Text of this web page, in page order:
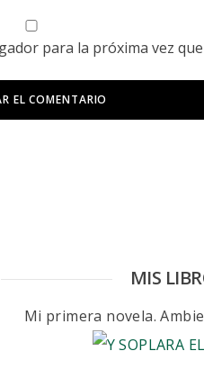
para la próxima vez
MIS
Mi primera novela.